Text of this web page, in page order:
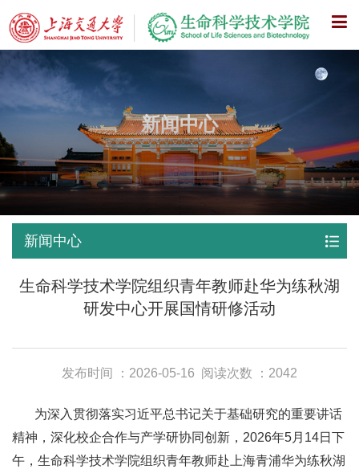
X
新闻中心
新闻中心
生命科学技术学院组织青年教师赴华为练秋湖
研发中心开展国情研修活动
发布时间 ：2026-05-16 阅读次数 ：2042
为深入贯彻落实习近平总书记关于基础研究的重要讲话
精神，深化校企合作与产学研协同创新，2026年5月14日下
午，生命科学技术学院组织青年教师赴上海青浦华为练秋湖